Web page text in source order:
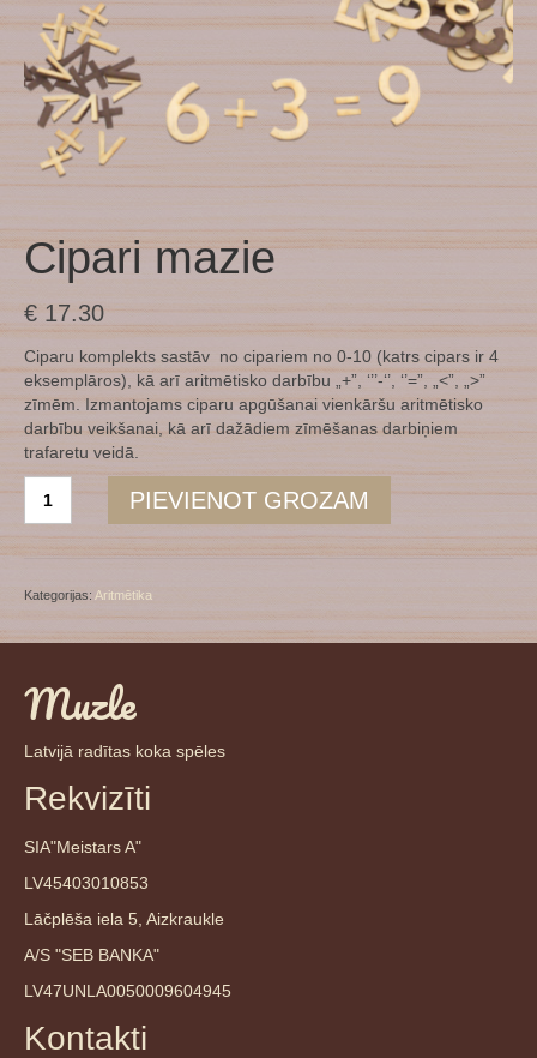
Cipari mazie
€ 17.30
Ciparu komplekts sastāv no cipariem no 0-10 (katrs cipars ir 4
eksemplāros), kā arī aritmētisko darbību „+”, ‘’’-‘’, ‘’=”, „<”, „>”
zīmēm. Izmantojams ciparu apgūšanai vienkāršu aritmētisko
darbību veikšanai, kā arī dažādiem zīmēšanas darbiņiem
trafaretu veidā.
mazie
daudzums
PIEVIENOT GROZAM
Kategorijas: Aritmētika
Muzle
Latvijā radītas koka spēles
Rekvizīti
SIA"Meistars A"
LV45403010853
Lāčplēša iela 5, Aizkraukle
A/S "SEB BANKA"
LV47UNLA0050009604945
Kontakti